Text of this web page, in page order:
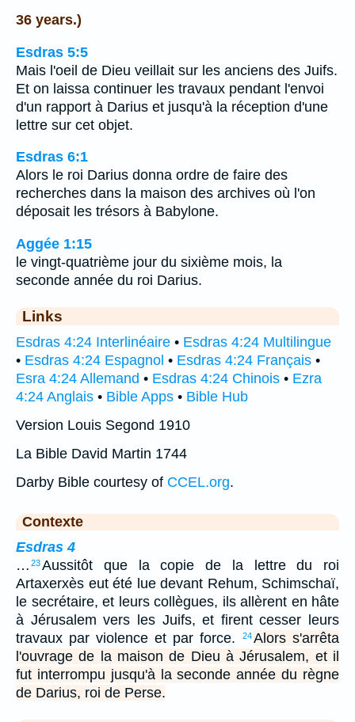
36 years.)
Esdras 5:5
Mais l'oeil de Dieu veillait sur les anciens des Juifs.
Et on laissa continuer les travaux pendant l'envoi
d'un rapport à Darius et jusqu'à la réception d'une
lettre sur cet objet.
Esdras 6:1
Alors le roi Darius donna ordre de faire des
recherches dans la maison des archives où l'on
déposait les trésors à Babylone.
Aggée 1:15
le vingt-quatrième jour du sixième mois, la
seconde année du roi Darius.
Links
Esdras 4:24 Interlinéaire • Esdras 4:24 Multilingue
• Esdras 4:24 Espagnol • Esdras 4:24 Français •
Esra 4:24 Allemand • Esdras 4:24 Chinois • Ezra
4:24 Anglais • Bible Apps • Bible Hub
Version Louis Segond 1910
La Bible David Martin 1744
Darby Bible courtesy of CCEL.org.
Contexte
Esdras 4
… 23Aussitôt que la copie de la lettre du roi
Artaxerxès eut été lue devant Rehum, Schimschaï,
le secrétaire, et leurs collègues, ils allèrent en hâte
à Jérusalem vers les Juifs, et firent cesser leurs
travaux par violence et par force.
24Alors s'arrêta
l'ouvrage de la maison de Dieu à Jérusalem, et il
fut interrompu jusqu'à la seconde année du règne
de Darius, roi de Perse.